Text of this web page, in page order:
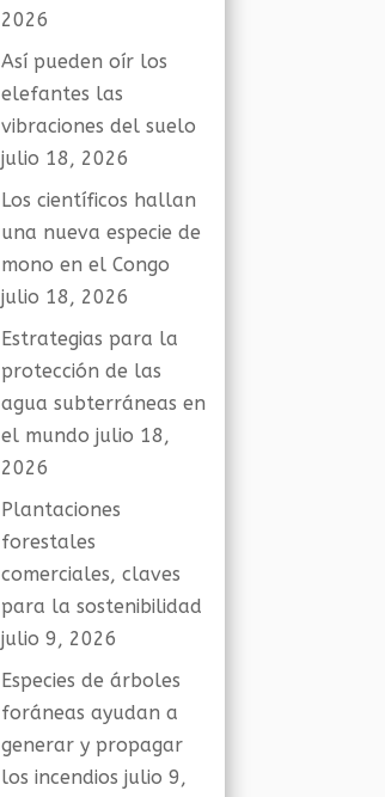
2026
Así pueden oír los
elefantes las
vibraciones del suelo
julio 18, 2026
Los científicos hallan
una nueva especie de
mono en el Congo
julio 18, 2026
Estrategias para la
protección de las
agua subterráneas en
el mundo julio 18,
2026
Plantaciones
forestales
comerciales, claves
para la sostenibilidad
julio 9, 2026
Especies de árboles
foráneas ayudan a
generar y propagar
los incendios julio 9,